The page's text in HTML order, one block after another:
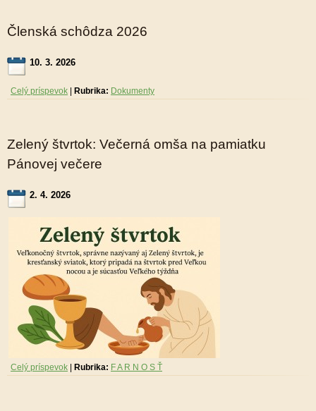
Členská schôdza 2026
10. 3. 2026
Celý príspevok Rubrika: Dokumenty
Zelený štvrtok: Večerná omša na pamiatku
Pánovej večere
2. 4. 2026
Celý príspevok Rubrika: F A R N O S Ť